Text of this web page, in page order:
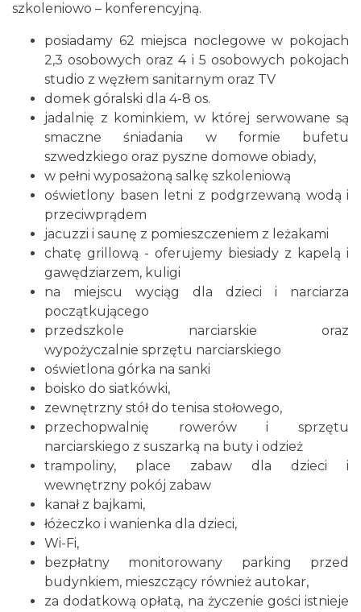
szkoleniowo – konferencyjną.
posiadamy 62 miejsca noclegowe w pokojach
2,3 osobowych oraz 4 i 5 osobowych pokojach
studio z węzłem sanitarnym oraz TV
domek góralski dla 4-8 os.
jadalnię z kominkiem, w której serwowane są
smaczne śniadania w formie bufetu
szwedzkiego oraz pyszne domowe obiady,
w pełni wyposażoną salkę szkoleniową
oświetlony basen letni z podgrzewaną wodą i
przeciwprądem
jacuzzi i saunę z pomieszczeniem z leżakami
chatę grillową - oferujemy biesiady z kapelą i
gawędziarzem, kuligi
na miejscu wyciąg dla dzieci i narciarza
początkującego
przedszkole narciarskie oraz
wypożyczalnie sprzętu narciarskiego
oświetlona górka na sanki
boisko do siatkówki,
zewnętrzny stół do tenisa stołowego,
przechopwalnię rowerów i sprzętu
narciarskiego z suszarką na buty i odzież
trampoliny, place zabaw dla dzieci i
wewnętrzny pokój zabaw
kanał z bajkami,
łóżeczko i wanienka dla dzieci,
Wi-Fi,
bezpłatny monitorowany parking przed
budynkiem, mieszczący również autokar,
za dodatkową opłatą, na życzenie gości istnieje